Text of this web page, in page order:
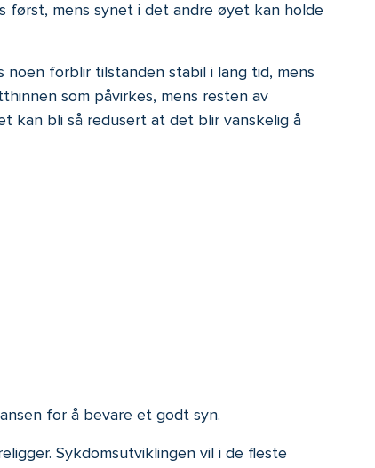
først, mens synet i det andre øyet kan holde
forblir tilstanden stabil i lang tid, mens
som påvirkes, mens resten av
kan bli så redusert at det blir vanskelig å
for å bevare et godt syn.
Sykdomsutviklingen vil i de fleste